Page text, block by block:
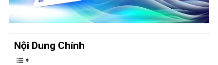
Nội Dung Chính